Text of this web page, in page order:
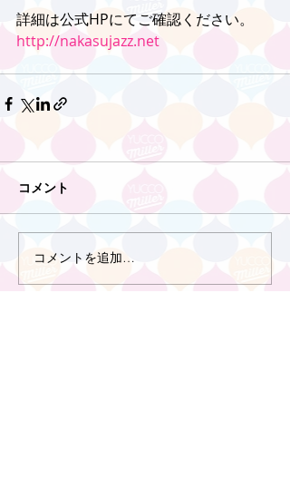
詳細は公式HPにてご確認ください。
http://nakasujazz.net
コメント
コメントを追加…